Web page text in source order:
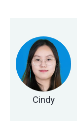
Cindy